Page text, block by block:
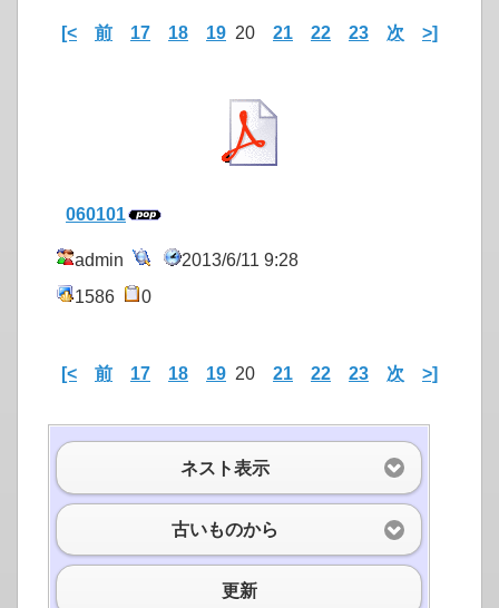
[< 前 17 18 19 20 21 22 23 次 >]
060101
admin
2013/6/11 9:28
1586
0
[< 前 17 18 19 20 21 22 23 次 >]
ネスト表示
古いものから
更新